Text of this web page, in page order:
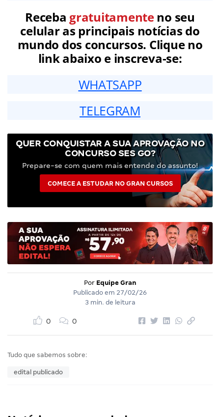
Receba gratuitamenteno seu
celular as principais notícias do
mundo dos concursos. Clique no
link abaixo e inscreva-se:
WHATSAPP
TELEGRAM
QUER CONQUISTAR A SUA APROVAÇÃO NO
CONCURSO SES GO?
Prepare-se com quem mais entende do assunto!
COMECE A ESTUDAR NO GRAN CURSOS
Por Equipe Gran
Publicado em 27/02/26
3 min. de leitura
0 0
Tudo que sabemos sobre:
edital publicado